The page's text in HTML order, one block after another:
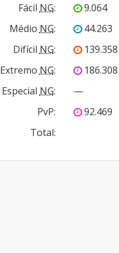
Fácil NG: 9.064
Médio NG: 44.263
Difícil NG: 139.358
Extremo NG: 186.308
Especial NG: —
PvP: 92.469
Total: